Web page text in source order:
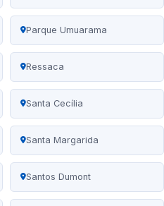
Parque Umuarama
Ressaca
Santa Cecília
Santa Margarida
Santos Dumont